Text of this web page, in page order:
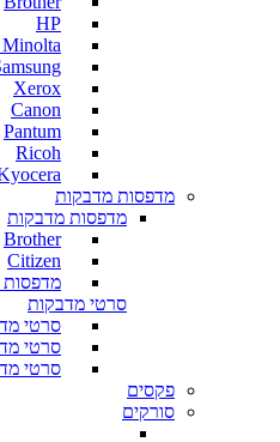
HP
Xerox
Canon
Pantum
Ricoh
מדפסות מדבקות
מדפסות מדבקות
Brother
Citizen
מדפסות
סרטי מדבקות
סרטי
סרטי
סרטי
פקסים
סורקים